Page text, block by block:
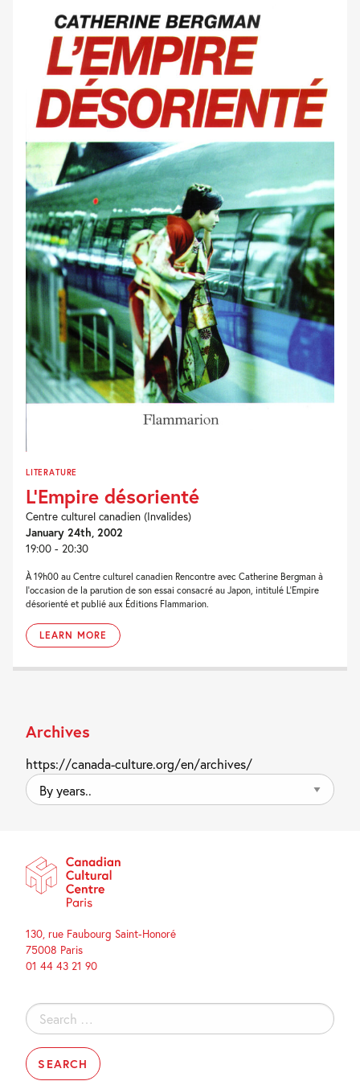
LITERATURE
L’Empire désorienté
Centre culturel canadien (Invalides)
January 24th, 2002
19:00 - 20:30
À 19h00 au Centre culturel canadien Rencontre avec Catherine Bergman à
l'occasion de la parution de son essai consacré au Japon, intitulé L'Empire
désorienté et publié aux Éditions Flammarion.
LEARN MORE
Archives
https://canada-culture.org/en/archives/
By
years..
130, rue Faubourg Saint-Honoré
75008 Paris
01 44 43 21 90
Search
for: